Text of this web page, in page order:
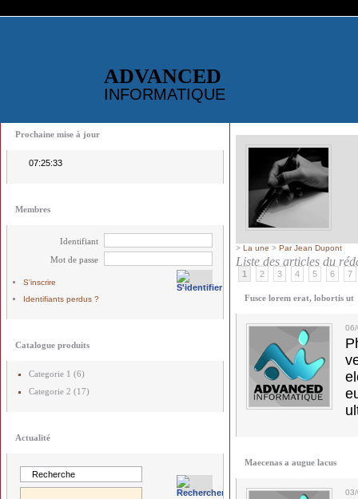
ADVANCED
INFORMATIQUE
Prochaine mise à jour
07:25:33
Membres
Identifiant
Mot de passe
S'inscrire
Identifiants perdus ?
Catalogue produits
Categorie 1 (6)
Categorie 2 (17)
Actualité
> La une > Par Jean Dupont
Liste des articles du
1 2 3 4 5 6 7
Fusce lorem erat, lobortis ut
Maecenas a augue lacus